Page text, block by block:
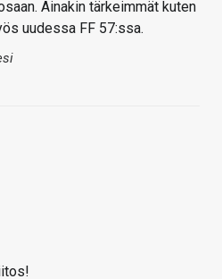
Ainakin tärkeimmät kuten
uudessa FF 57:ssa.